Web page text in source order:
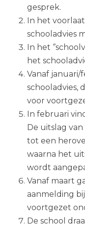
gesprek.
In het
schooladvies
In het
het
Vanaf januari/
schooladvies,
voor
In februari
De uitslag
tot een
waarna het
wordt
Vanaf maart
aanmelding
voortgezet
De school